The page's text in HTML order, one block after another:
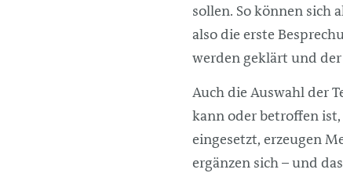
sollen. So können sich
also die erste
werden geklärt und
Auch die Auswahl der
kann oder betroffen
eingesetzt, erzeugen
ergänzen sich – und